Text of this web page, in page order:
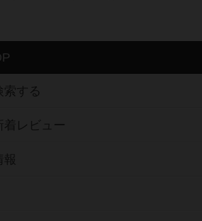
索する
着レビュー
報